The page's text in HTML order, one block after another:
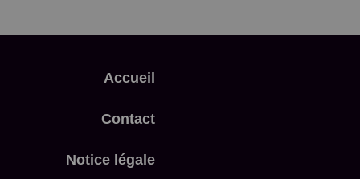
Accueil
Contact
Notice légale